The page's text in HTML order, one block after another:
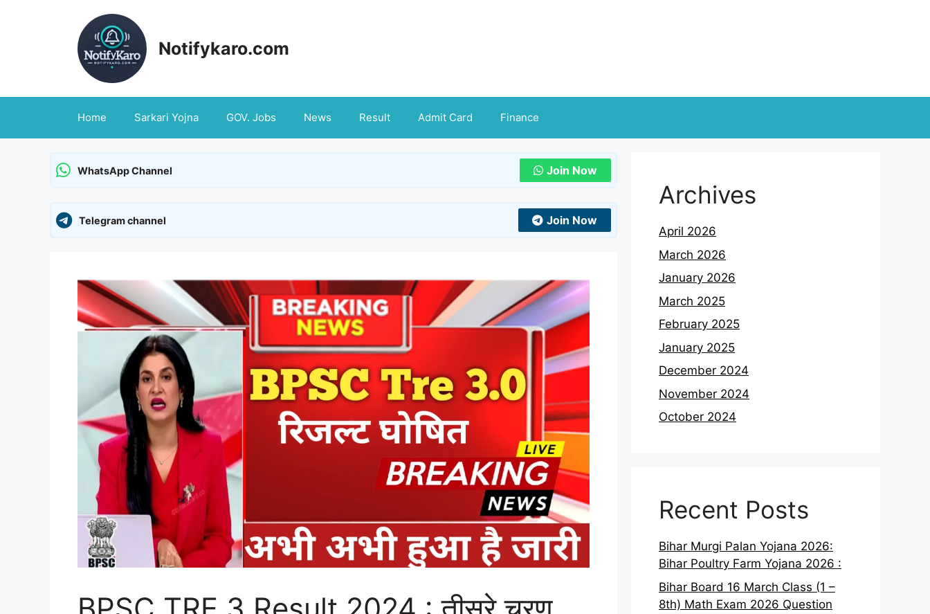
Notifykaro.com
Home Sarkari Yojna GOV. Jobs News Result Admit Card Finance
WhatsApp Channel Join Now
Telegram channel Join Now
Archives
April 2026
March 2026
January 2026
March 2025
February 2025
January 2025
December 2024
November 2024
October 2024
Recent Posts
Bihar Murgi Palan Yojana 2026:
Bihar Poultry Farm Yojana 2026 :
Bihar Board 16 March Class (1 –
8th) Math Exam 2026 Question